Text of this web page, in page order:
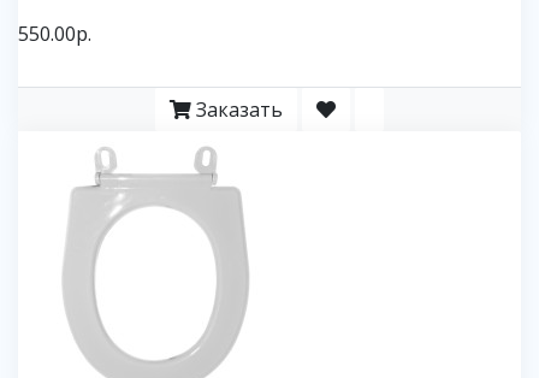
550.00р.
Заказать